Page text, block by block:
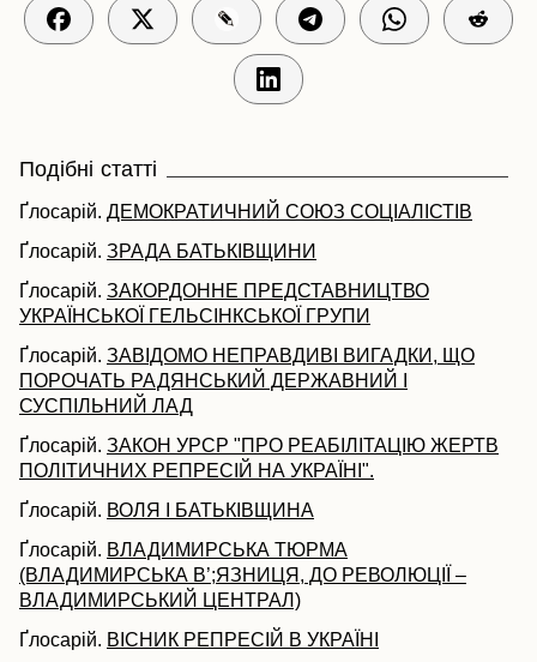
Подібні статті
Ґлосарій. ДЕМОКРАТИЧНИЙ СОЮЗ СОЦІАЛІСТІВ
Ґлосарій. ЗРАДА БАТЬКІВЩИНИ
Ґлосарій. ЗАКОРДОННЕ ПРЕДСТАВНИЦТВО
УКРАЇНСЬКОЇ ГЕЛЬСІНКСЬКОЇ ГРУПИ
Ґлосарій. ЗАВІДОМО НЕПРАВДИВІ ВИГАДКИ, ЩО
ПОРОЧАТЬ РАДЯНСЬКИЙ ДЕРЖАВНИЙ І
СУСПІЛЬНИЙ ЛАД
Ґлосарій. ЗАКОН УРСР "ПРО РЕАБІЛІТАЦІЮ ЖЕРТВ
ПОЛІТИЧНИХ РЕПРЕСІЙ НА УКРАЇНІ".
Ґлосарій. ВОЛЯ І БАТЬКІВЩИНА
Ґлосарій. ВЛАДИМИРСЬКА ТЮРМА
(ВЛАДИМИРСЬКА В’;ЯЗНИЦЯ, ДО РЕВОЛЮЦІЇ –
ВЛАДИМИРСЬКИЙ ЦЕНТРАЛ)
Ґлосарій. ВІСНИК РЕПРЕСІЙ В УКРАЇНІ